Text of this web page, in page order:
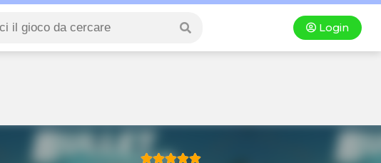
Login